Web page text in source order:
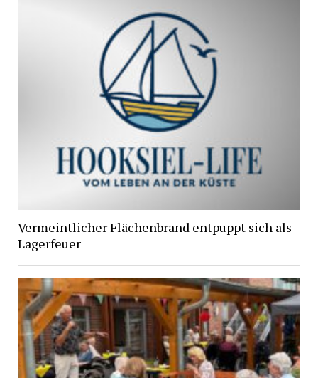
Vermeintlicher Flächenbrand entpuppt sich als
Lagerfeuer